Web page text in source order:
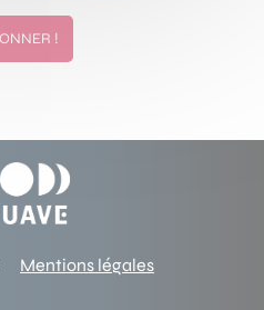
Mentions légales